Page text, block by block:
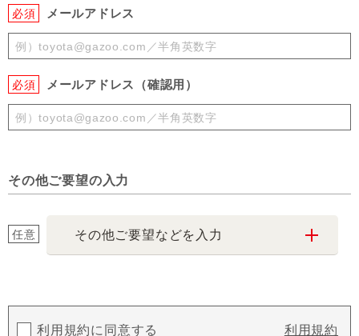
必須 メールアドレス
必須 メールアドレス（確認用）
その他ご要望の入力
任意 その他ご要望などを入力
利用規約に同意する 利用規約